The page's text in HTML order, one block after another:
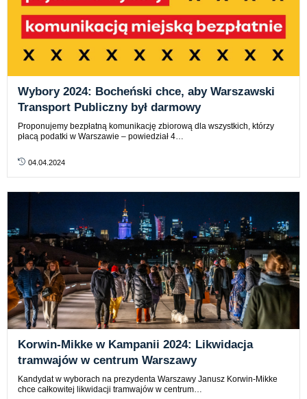
Wybory 2024: Bocheński chce, aby Warszawski
Transport Publiczny był darmowy
Proponujemy bezpłatną komunikację zbiorową dla wszystkich, którzy
płacą podatki w Warszawie – powiedział 4…
04.04.2024
Korwin-Mikke w Kampanii 2024: Likwidacja
tramwajów w centrum Warszawy
Kandydat w wyborach na prezydenta Warszawy Janusz Korwin-Mikke
chce całkowitej likwidacji tramwajów w centrum…